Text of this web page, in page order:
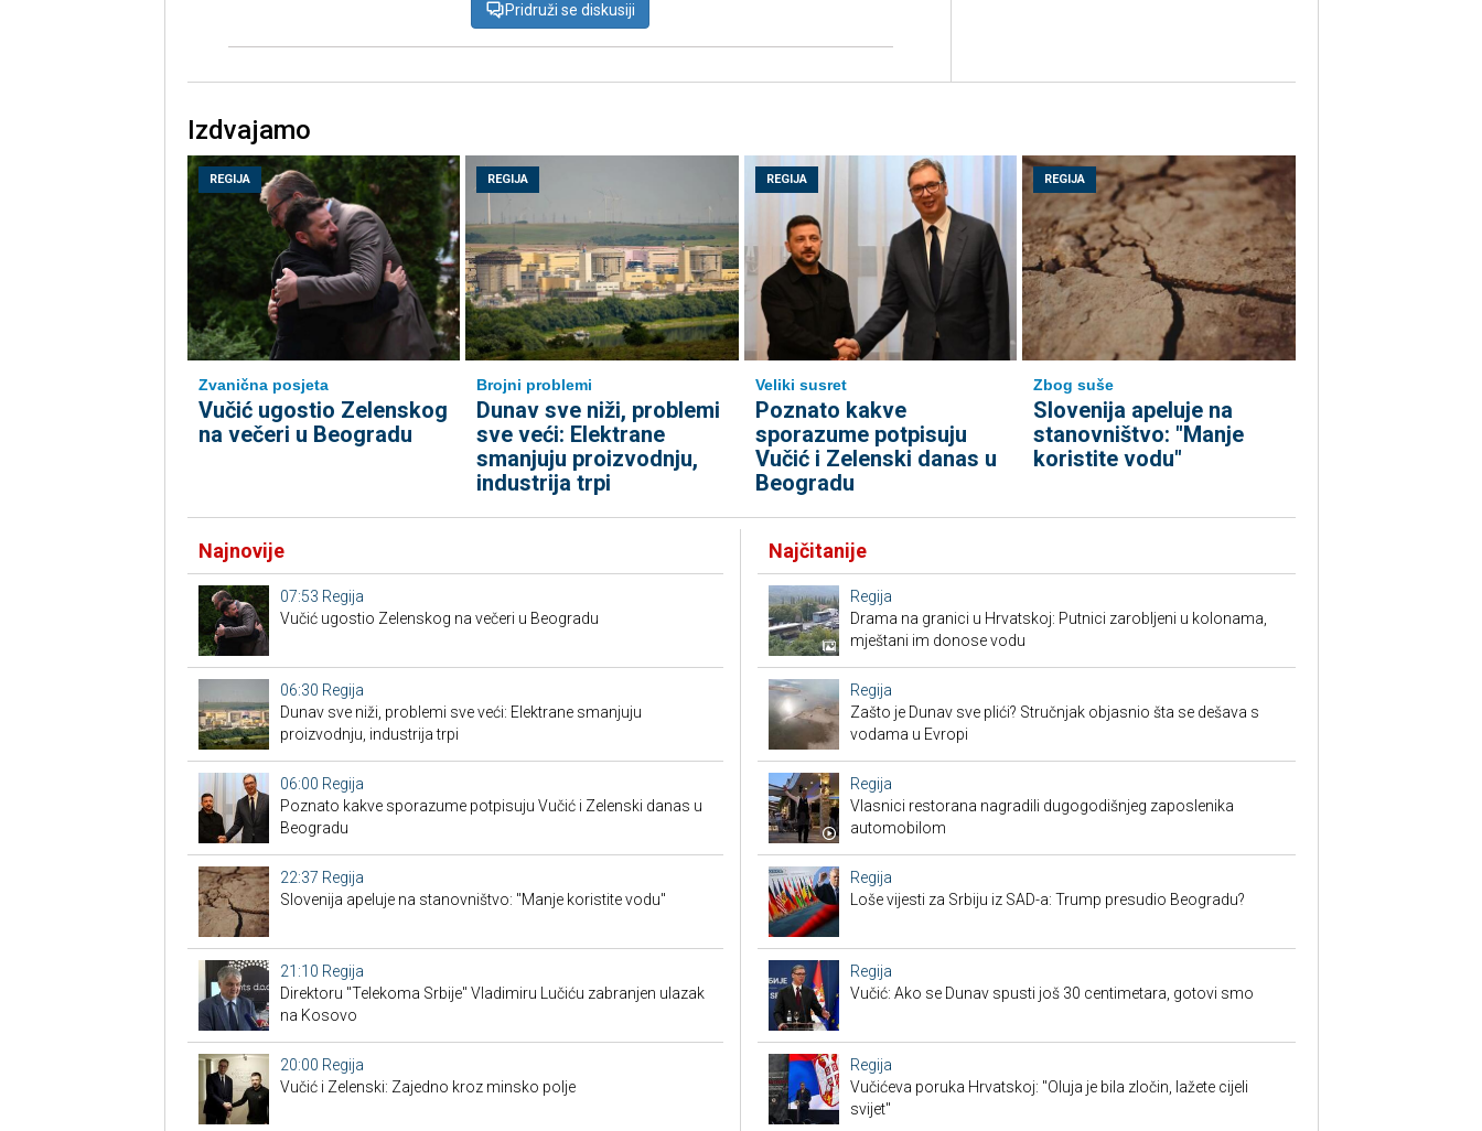
Pridruži se diskusiji
Izdvajamo
REGIJA
Zvanična posjeta
Vučić ugostio Zelenskog
na večeri u Beogradu
REGIJA
Brojni problemi
Dunav sve niži, problemi
sve veći: Elektrane
smanjuju proizvodnju,
industrija trpi
REGIJA
Veliki susret
Poznato kakve
sporazume potpisuju
Vučić i Zelenski danas u
Beogradu
REGIJA
Zbog suše
Slovenija apeluje na
stanovništvo: "Manje
koristite vodu"
Najnovije
07:53 Regija
Vučić ugostio Zelenskog na večeri u Beogradu
06:30 Regija
Dunav sve niži, problemi sve veći: Elektrane smanjuju
proizvodnju, industrija trpi
06:00 Regija
Poznato kakve sporazume potpisuju Vučić i Zelenski danas u
Beogradu
22:37 Regija
Slovenija apeluje na stanovništvo: "Manje koristite vodu"
21:10 Regija
Direktoru "Telekoma Srbije" Vladimiru Lučiću zabranjen ulazak
na Kosovo
20:00 Regija
Vučić i Zelenski: Zajedno kroz minsko polje
Najčitanije
Regija
Drama na granici u Hrvatskoj: Putnici zarobljeni u kolonama,
mještani im donose vodu
Regija
Zašto je Dunav sve plići? Stručnjak objasnio šta se dešava s
vodama u Evropi
Regija
Vlasnici restorana nagradili dugogodišnjeg zaposlenika
automobilom
Regija
Loše vijesti za Srbiju iz SAD-a: Trump presudio Beogradu?
Regija
Vučić: Ako se Dunav spusti još 30 centimetara, gotovi smo
Regija
Vučićeva poruka Hrvatskoj: "Oluja je bila zločin, lažete cijeli
svijet"